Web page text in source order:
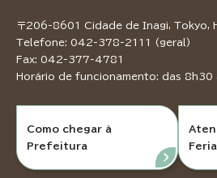
〒206-8601 Cidade de Inagi, Tokyo,
Telefone: 042-378-2111 (geral)
Fax: 042-377-4781
Horário de funcionamento: das 8h30
Como chegar à
Prefeitura